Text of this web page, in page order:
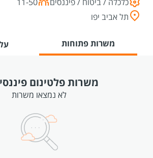
תל אביב יפו
משרות פתוחות
משרות פלטינום
לא נמצאו משרות